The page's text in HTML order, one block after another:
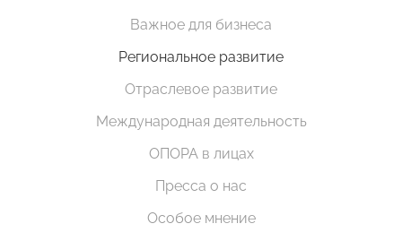
Важное для бизнеса
Региональное развитие
Отраслевое развитие
Международная деятельность
ОПОРА в лицах
Пресса о нас
Особое мнение